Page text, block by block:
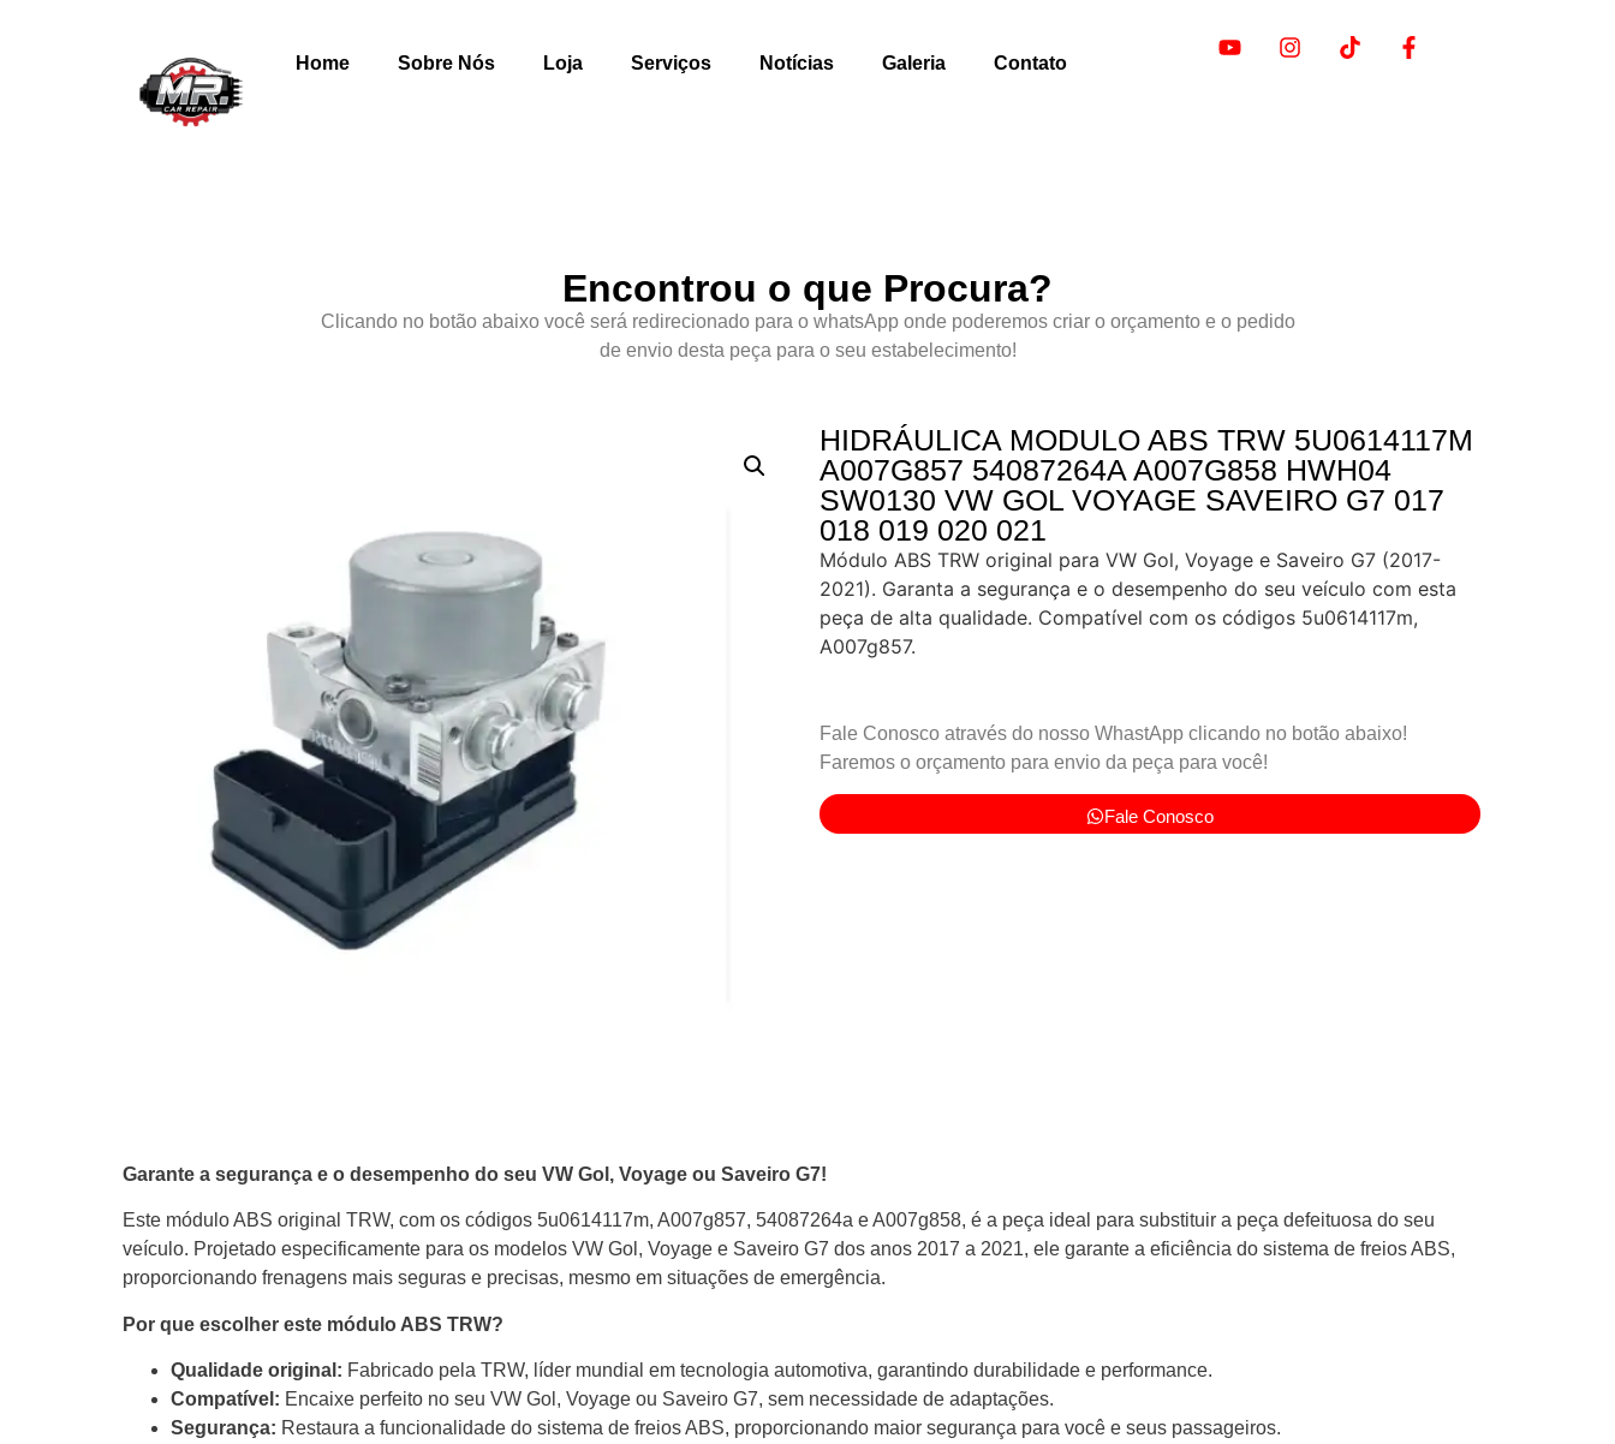
Home Sobre Nós Loja Serviços Notícias Galeria Contato
Encontrou o que Procura?
Clicando no botão abaixo você será redirecionado para o whatsApp onde poderemos criar o orçamento e o pedido
de envio desta peça para o seu estabelecimento!
HIDRÁULICA MODULO ABS TRW 5U0614117M
A007G857 54087264A A007G858 HWH04
SW0130 VW GOL VOYAGE SAVEIRO G7 017
018 019 020 021
Módulo ABS TRW original para VW Gol, Voyage e Saveiro G7 (2017-
2021). Garanta a segurança e o desempenho do seu veículo com esta
peça de alta qualidade. Compatível com os códigos 5u0614117m,
A007g857.
Fale Conosco através do nosso WhastApp clicando no botão abaixo!
Faremos o orçamento para envio da peça para você!
Fale Conosco
Garante a segurança e o desempenho do seu VW Gol, Voyage ou Saveiro G7!
Este módulo ABS original TRW, com os códigos 5u0614117m, A007g857, 54087264a e A007g858, é a peça ideal para substituir a peça defeituosa do seu
veículo. Projetado especificamente para os modelos VW Gol, Voyage e Saveiro G7 dos anos 2017 a 2021, ele garante a eficiência do sistema de freios ABS,
proporcionando frenagens mais seguras e precisas, mesmo em situações de emergência.
Por que escolher este módulo ABS TRW?
Qualidade original: Fabricado pela TRW, líder mundial em tecnologia automotiva, garantindo durabilidade e performance.
Compatível: Encaixe perfeito no seu VW Gol, Voyage ou Saveiro G7, sem necessidade de adaptações.
Segurança: Restaura a funcionalidade do sistema de freios ABS, proporcionando maior segurança para você e seus passageiros.